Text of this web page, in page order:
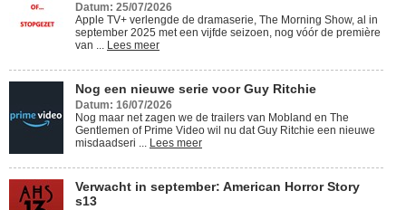
Datum: 25/07/2026
Apple TV+ verlengde de dramaserie, The Morning Show, al in
september 2025 met een vijfde seizoen, nog vóór de première
van ... Lees meer
Nog een nieuwe serie voor Guy Ritchie
Datum: 16/07/2026
Nog maar net zagen we de trailers van Mobland en The
Gentlemen of Prime Video wil nu dat Guy Ritchie een nieuwe
misdaadseri ... Lees meer
Verwacht in september: American Horror Story
s13